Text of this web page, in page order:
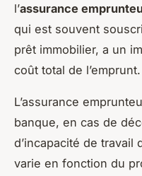
l’assurance
qui est souvent
prêt immobilier, a un
coût total de l’emprunt.
L’assurance
banque, en cas de
d’incapacité de travail
varie en fonction du